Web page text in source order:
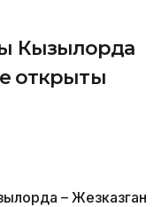
Кызылорда
открыты
– Жезказган